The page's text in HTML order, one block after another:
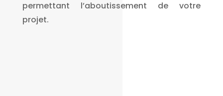
permettant l’aboutissement de votre
projet.